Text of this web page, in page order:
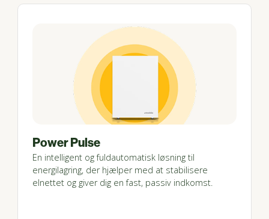
Power Pulse
En intelligent og fuldautomatisk løsning til
energilagring, der hjælper med at stabilisere
elnettet og giver dig en fast, passiv indkomst.